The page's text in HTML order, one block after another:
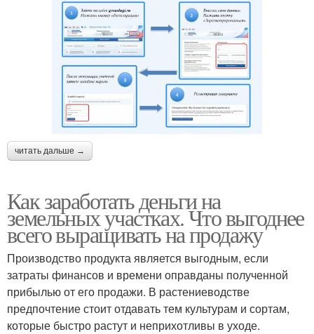
читать дальше →
Как заработать деньги на
земельных участках. Что выгоднее
всего выращивать на продажу
Производство продукта является выгодным, если
затраты финансов и времени оправданы полученной
прибылью от его продажи. В растениеводстве
предпочтение стоит отдавать тем культурам и сортам,
которые быстро растут и неприхотливы в уходе.